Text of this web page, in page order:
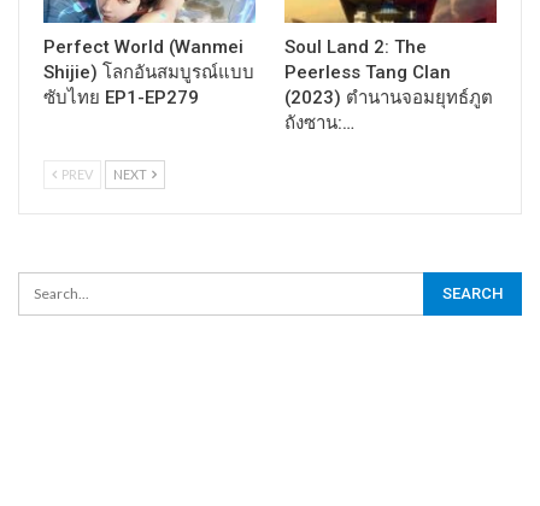
Perfect World (Wanmei
Shijie) โลกอันสมบูรณ์แบบ
ซับไทย EP1-EP279
Soul Land 2: The
Peerless Tang Clan
(2023) ตำนานจอมยุทธ์ภูต
ถังซาน:…
PREV NEXT